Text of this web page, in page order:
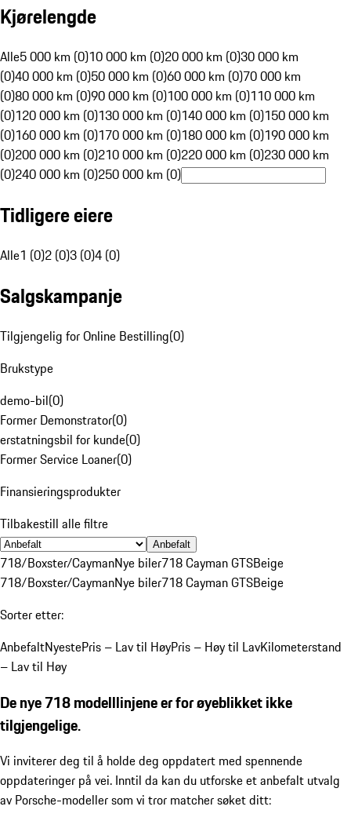
Kjørelengde
Alle5 000 km (0)10 000 km (0)20 000 km (0)30 000 km
(0)40 000 km (0)50 000 km (0)60 000 km (0)70 000 km
(0)80 000 km (0)90 000 km (0)100 000 km (0)110 000 km
(0)120 000 km (0)130 000 km (0)140 000 km (0)150 000 km
(0)160 000 km (0)170 000 km (0)180 000 km (0)190 000 km
(0)200 000 km (0)210 000 km (0)220 000 km (0)230 000 km
(0)240 000 km (0)250 000 km (0)
Tidligere eiere
Alle1 (0)2 (0)3 (0)4 (0)
Salgskampanje
Tilgjengelig for Online Bestilling(0)
Brukstype
demo-bil(0)
Former Demonstrator(0)
erstatningsbil for kunde(0)
Former Service Loaner(0)
Finansieringsprodukter
Tilbakestill alle filtre
Anbefalt
718/Boxster/CaymanNye biler718 Cayman GTSBeige
718/Boxster/CaymanNye biler718 Cayman GTSBeige
Sorter etter:
AnbefaltNyestePris – Lav til HøyPris – Høy til LavKilometerstand
– Lav til Høy
De nye 718 modelllinjene er for øyeblikket ikke
tilgjengelige.
Vi inviterer deg til å holde deg oppdatert med spennende
oppdateringer på vei. Inntil da kan du utforske et anbefalt utvalg
av Porsche-modeller som vi tror matcher søket ditt: